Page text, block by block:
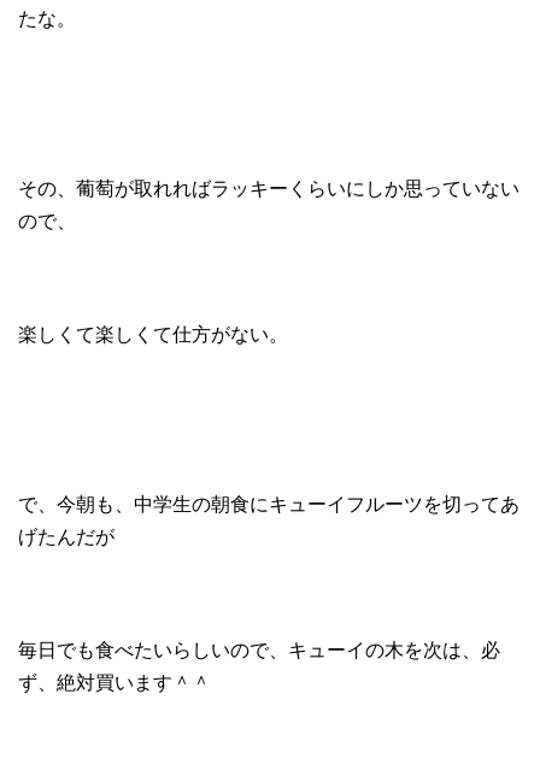
たな。
その、葡萄が取れればラッキーくらいにしか思っていない
ので、
楽しくて楽しくて仕方がない。
で、今朝も、中学生の朝食にキューイフルーツを切ってあ
げたんだが
毎日でも食べたいらしいので、キューイの木を次は、必
ず、絶対買います＾＾